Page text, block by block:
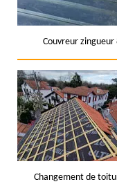
Couvreur zingueur
Changement de